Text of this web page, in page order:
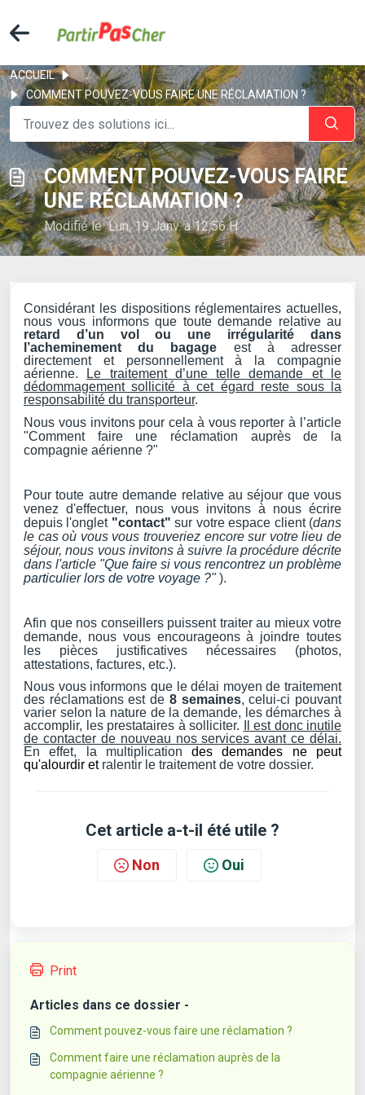
ACCUEIL
...
COMMENT POUVEZ-VOUS FAIRE UNE RÉCLAMATION ?
COMMENT POUVEZ-VOUS FAIRE
UNE RÉCLAMATION ?
Modifié le Lun, 19 Janv. à 12:56 H
Considérant les dispositions réglementaires actuelles,
nous vous informons que toute demande relative au
retard d’un vol ou une irrégularité dans
l’acheminement du bagage est à adresser
directement et personnellement à la compagnie
aérienne.
Le traitement d’une telle demande et le
dédommagement sollicité à cet égard reste sous la
responsabilité du transporteur.
Nous vous invitons pour cela à vous reporter à l’article
"Comment faire une réclamation auprès de la
compagnie aérienne ?"
Pour toute autre demande relative au séjour que vous
venez d'effectuer, nous vous invitons à nous écrire
depuis l'onglet "contact"sur votre espace client (dans
le cas où vous vous trouveriez encore sur votre lieu de
séjour, nous vous invitons à suivre la procédure décrite
dans l'article "Que faire si vous rencontrez un problème
particulier lors de votre voyage ?" ).
Afin que nos conseillers puissent traiter au mieux votre
demande, nous vous encourageons à joindre toutes
les pièces justificatives nécessaires (photos,
attestations, factures, etc.).
Nous vous informons que le délai moyen de traitement
des réclamations est de 8 semaines, celui-ci pouvant
varier selon la nature de la demande, les démarches à
accomplir, les prestataires à solliciter.
Il est donc inutile
de contacter de nouveau nos services avant ce délai.
En effet, la multiplicationdes demandes ne peut
qu'alourdir etralentir le traitement de votre dossier.
Cet article a-t-il été utile ?
Non Oui
Print
Articles dans ce dossier -
Comment pouvez-vous faire une réclamation ?
Comment faire une réclamation auprès de la
compagnie aérienne ?